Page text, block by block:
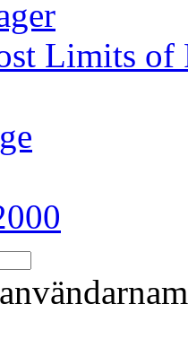
Limits of